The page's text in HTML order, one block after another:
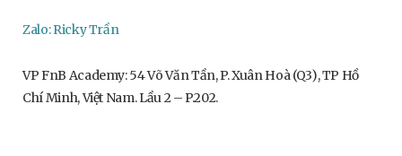
Zalo: Ricky Trần
VP FnB Academy: 54 Võ Văn Tần, P. Xuân Hoà (Q3), TP Hồ
Chí Minh, Việt Nam. Lầu 2 – P.202.